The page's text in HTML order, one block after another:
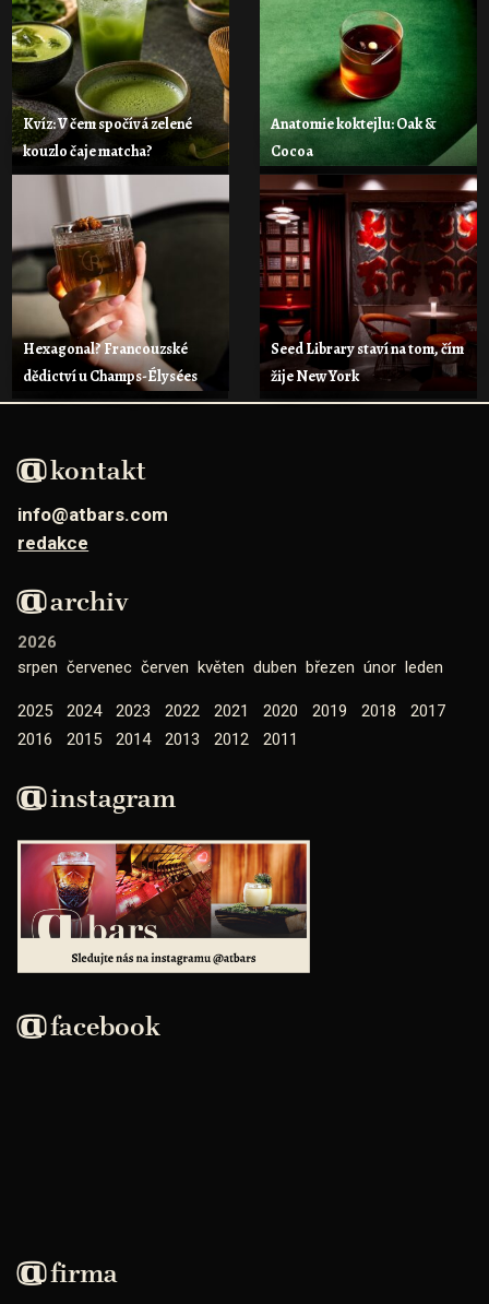
Kvíz: V čem spočívá zelené
kouzlo čaje matcha?
Anatomie koktejlu: Oak &
Cocoa
Hexagonal? Francouzské
dědictví u Champs-Élysées
Seed Library staví na tom, čím
žije New York
kontakt
info@atbars.com
redakce
archiv
2026
srpen červenec červen květen duben březen únor leden
2025 2024 2023 2022 2021 2020 2019 2018
2017
2016
2015 2014 2013 2012 2011
instagram
facebook
firma